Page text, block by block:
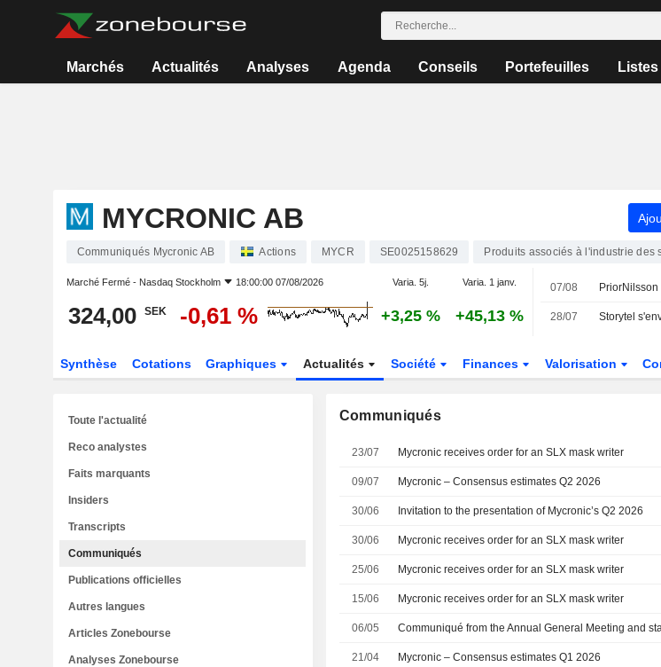
Marchés Actualités Analyses Agenda Conseils Portefeuilles Listes
MYCRONIC AB
Communiqués Mycronic AB Actions MYCR SE0025158629 Produits associés à l'industrie des
Marché Fermé - Nasdaq Stockholm 18:00:00 07/08/2026 Varia. 5j. Varia. 1 janv.
324,00 SEK -0,61 % +3,25 % +45,13 %
07/08
28/07
Synthèse Cotations Graphiques Actualités Société Finances Valorisation
Communiqués
23/07 Mycronic receives order for an SLX mask writer
09/07 Mycronic – Consensus estimates Q2 2026
30/06 Invitation to the presentation of Mycronic’s Q2 2026
30/06 Mycronic receives order for an SLX mask writer
25/06 Mycronic receives order for an SLX mask writer
15/06 Mycronic receives order for an SLX mask writer
06/05
21/04 Mycronic – Consensus estimates Q1 2026
Toute l'actualité
Reco analystes
Faits marquants
Insiders
Transcripts
Communiqués
Publications officielles
Autres langues
Articles Zonebourse
Analyses Zonebourse